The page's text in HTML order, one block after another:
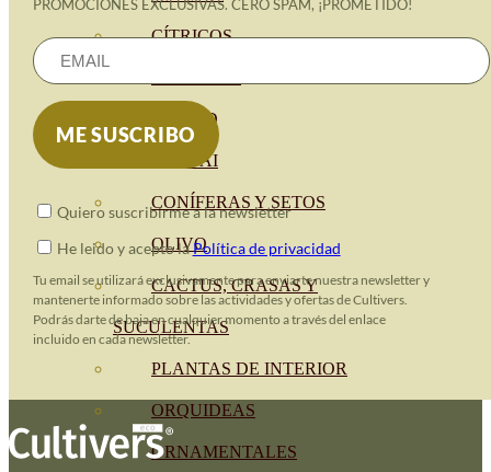
CÍTRICOS
CÉSPED
BONSAI
CONÍFERAS Y SETOS
OLIVO
CACTUS, CRASAS Y
SUCULENTAS
PLANTAS DE INTERIOR
ORQUIDEAS
ORNAMENTALES
PROMOCIONES EXCLUSIVAS. CERO SPAM, ¡PROMETIDO!
Quiero suscribirme a la newsletter
He leido y acepto laPolítica de privacidad
Tu email se utilizará exclusivamente para enviarte nuestra newsletter y
mantenerte informado sobre las actividades y ofertas de Cultivers.
Podrás darte de baja en cualquier momento a través del enlace
incluido en cada newsletter.